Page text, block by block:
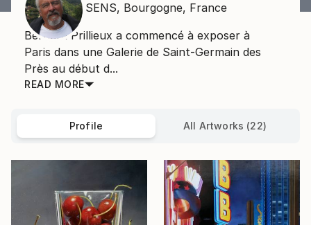
SENS, Bourgogne, France
Bernard Prillieux a commencé à exposer à
Paris dans une Galerie de Saint-Germain des
Près au début d...
READ MORE
Profile All Artworks (22)